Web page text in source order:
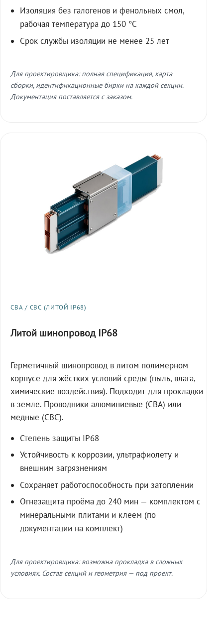
Изоляция без галогенов и фенольных смол,
рабочая температура до 150 °C
Срок службы изоляции не менее 25 лет
Для проектировщика: полная спецификация, карта
сборки, идентификационные бирки на каждой секции.
Документация поставляется с заказом.
СВА / СВС (ЛИТОЙ IP68)
Литой шинопровод IP68
Герметичный шинопровод в литом полимерном
корпусе для жёстких условий среды (пыль, влага,
химические воздействия). Подходит для прокладки
в земле. Проводники алюминиевые (СВА) или
медные (СВС).
Степень защиты IP68
Устойчивость к коррозии, ультрафиолету и
внешним загрязнениям
Сохраняет работоспособность при затоплении
Огнезащита проёма до 240 мин — комплектом с
минеральными плитами и клеем (по
документации на комплект)
Для проектировщика: возможна прокладка в сложных
условиях. Состав секций и геометрия — под проект.